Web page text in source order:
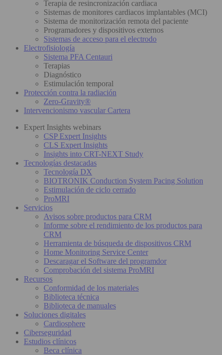
Terapia de resincronización cardiaca
Sistemas de monitores cardiacos implantables (MCI)
Sistema de monitorización remota del paciente
Programadores y dispositivos externos
Sistemas de acceso para el electrodo
Electrofisiología
Sistema PFA Centauri
Terapias
Diagnóstico
Estimulación temporal
Protección contra la radiación
Zero-Gravity®
Intervencionismo vascular Cartera
Expert Insights webinars
CSP Expert Insights
CLS Expert Insights
Insights into CRT-NEXT Study
Tecnologías destacadas
Tecnología DX
BIOTRONIK Conduction System Pacing Solution
Estimulación de ciclo cerrado
ProMRI
Servicios
Avisos sobre productos para CRM
Informe sobre el rendimiento de los productos para
CRM
Herramienta de búsqueda de dispositivos CRM
Home Monitoring Service Center
Descaragar el Software del programdor
Comprobación del sistema ProMRI
Recursos
Conformidad de los materiales
Biblioteca técnica
Biblioteca de manuales
Soluciones digitales
Cardiosphere
Ciberseguridad
Estudios clínicos
Beca clínica